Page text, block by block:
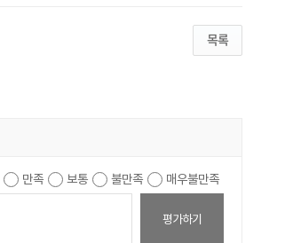
목록
만족 보통 불만족 매우불만족